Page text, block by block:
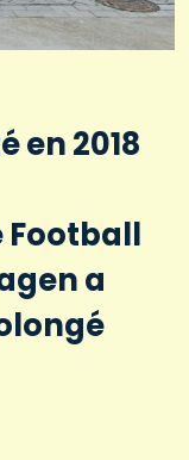
en 2018
Football
a